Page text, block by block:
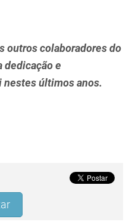
outros colaboradores do
dedicação e
últimos anos.